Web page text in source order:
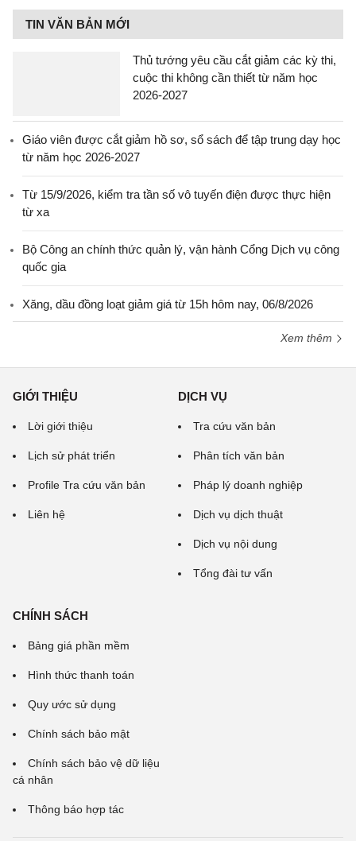
TIN VĂN BẢN MỚI
Thủ tướng yêu cầu cắt giảm các kỳ thi,
cuộc thi không cần thiết từ năm học
2026-2027
Giáo viên được cắt giảm hồ sơ, sổ sách để tập trung dạy học
từ năm học 2026-2027
Từ 15/9/2026, kiểm tra tần số vô tuyến điện được thực hiện
từ xa
Bộ Công an chính thức quản lý, vận hành Cổng Dịch vụ công
quốc gia
Xăng, dầu đồng loạt giảm giá từ 15h hôm nay, 06/8/2026
Xem thêm
GIỚI THIỆU
Lời giới thiệu
Lịch sử phát triển
Profile Tra cứu văn bản
Liên hệ
DỊCH VỤ
Tra cứu văn bản
Phân tích văn bản
Pháp lý doanh nghiệp
Dịch vụ dịch thuật
Dịch vụ nội dung
Tổng đài tư vấn
CHÍNH SÁCH
Bảng giá phần mềm
Hình thức thanh toán
Quy ước sử dụng
Chính sách bảo mật
Chính sách bảo vệ dữ liệu
cá nhân
Thông báo hợp tác